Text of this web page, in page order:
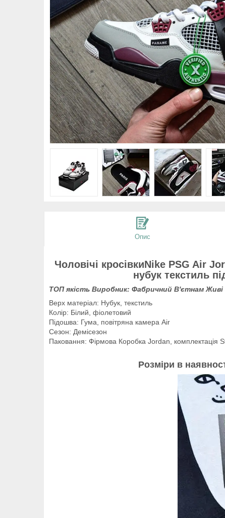
Опис
Чоловічі кросівкиNike PSG Air
нубук текстиль
ТОП якість Виробник: Фабричний В'єтнам
Верх матеріал: Нубук, текстиль
Колір: Білий, фіолетовий
Підошва: Гума, повітряна камера Air
Сезон: Демісезон
Паковання: Фірмова Коробка Jordan, комплектація
Розміри в